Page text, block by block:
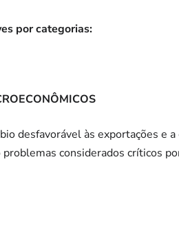
por categorias:
desfavorável às exportações e
considerados críticos